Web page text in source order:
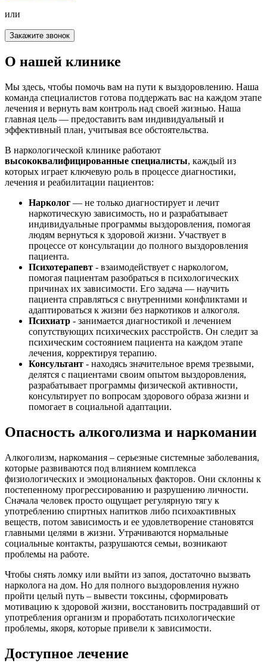
Я очень доволен результатами лечения наркомании в
наркоцентре . Зависимость оказалась слишком сильной,
и я подозревал, что ничего не сможет мне помочь. Но
благодаря профессиональной команде специалистов и
программе, я смог преодолеть свою зависимость
полностью. Мне предоставили все необходимые
ресурсы и поддержку во время стационарного лечения.
Я нашел в себе силы бороться с желаниями и научился
здоровому образу жизни. Теперь я чувствую себя
свободным от наркотиков и готов начать новую главу в
своей жизни. Я рекомендую клинику всем, кто ищет
настоящую помощь
Искренне благодарна вам за своё лечение! Моя жизнь
была разрушена из-за употребления наркотиков. Я сама
приняла решение и нашла вашу клинику, обсудили и
или
Закажите звонок
О нашей клинике
Мы здесь, чтобы помочь вам на пути к выздоровлению. Наша
команда специалистов готова поддержать вас на каждом этапе
лечения и вернуть вам контроль над своей жизнью. Наша
главная цель — предоставить вам индивидуальный и
эффективный план, учитывая все обстоятельства.
В наркологической клинике работают
высококвалифицированные специалисты, каждый из
которых играет ключевую роль в процессе диагностики,
лечения и реабилитации пациентов:
Нарколог — не только диагностирует и лечит
наркотическую зависимость, но и разрабатывает
индивидуальные программы выздоровления, помогая
людям вернуться к здоровой жизни. Участвует в
процессе от консультации до полного выздоровления
пациента.
Психотерапевт - взаимодействует с наркологом,
помогая пациентам разобраться в психологических
причинах их зависимости. Его задача — научить
пациента справляться с внутренними конфликтами и
адаптироваться к жизни без наркотиков и алкоголя.
Психиатр - занимается диагностикой и лечением
сопутствующих психических расстройств. Он следит за
психическим состоянием пациента на каждом этапе
лечения, корректируя терапию.
Консультант - находясь значительное время трезвыми,
делятся с пациентами своим опытом выздоровления,
разрабатывает программы физической активности,
консультирует по вопросам здорового образа жизни и
помогает в социальной адаптации.
Опасность алкоголизма и наркомании
Алкоголизм, наркомания – серьезные системные заболевания,
которые развиваются под влиянием комплекса
физиологических и эмоциональных факторов. Они склонны к
постепенному прогрессированию и разрушению личности.
Сначала человек просто ощущает регулярную тягу к
употреблению спиртных напитков либо психоактивных
веществ, потом зависимость и ее удовлетворение становятся
главными целями в жизни. Утрачиваются нормальные
социальные контакты, разрушаются семьи, возникают
проблемы на работе.
Чтобы снять ломку или выйти из запоя, достаточно вызвать
нарколога на дом. Но для полного выздоровления нужно
пройти целый путь – вывести токсины, сформировать
мотивацию к здоровой жизни, восстановить пострадавший от
употребления организм и проработать психологические
проблемы, якоря, которые привели к зависимости.
Доступное лечение